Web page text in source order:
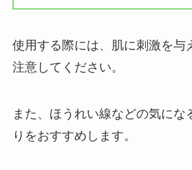
使用する際には、肌に刺激を与
注意してください。
また、ほうれい線などの気にな
りをおすすめします。